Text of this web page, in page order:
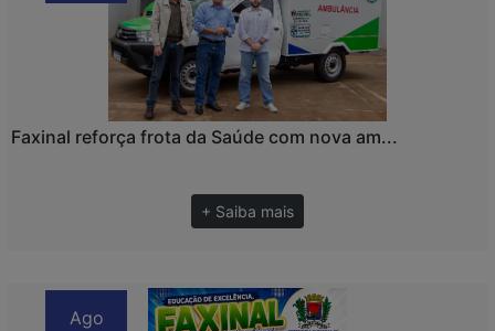
Faxinal reforça frota da Saúde com nova am...
+ Saiba mais
Ago